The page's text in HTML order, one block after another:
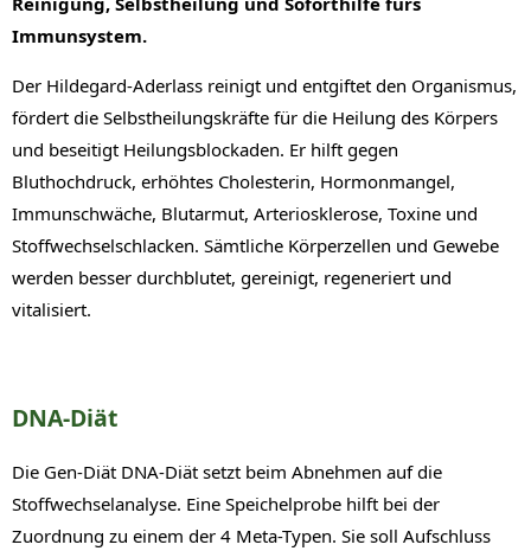
Immunsystem.
Der Hildegard-Aderlass reinigt und entgiftet den Organismus,
fördert die Selbstheilungskräfte für die Heilung des Körpers
und beseitigt Heilungsblockaden. Er hilft gegen
Bluthochdruck, erhöhtes Cholesterin, Hormonmangel,
Immunschwäche, Blutarmut, Arteriosklerose, Toxine und
Stoffwechselschlacken. Sämtliche Körperzellen und Gewebe
werden besser durchblutet, gereinigt, regeneriert und
vitalisiert.
DNA-Diät
Die Gen-Diät DNA-Diät setzt beim Abnehmen auf die
Stoffwechselanalyse. Eine Speichelprobe hilft bei der
Zuordnung zu einem der 4 Meta-Typen. Sie soll Aufschluss